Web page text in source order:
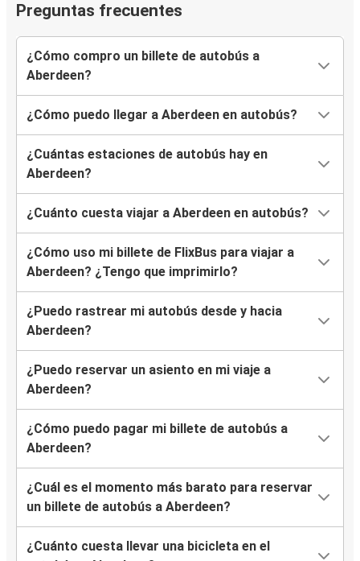
Preguntas frecuentes
¿Cómo compro un billete de autobús a
Aberdeen?
¿Cómo puedo llegar a Aberdeen en autobús?
¿Cuántas estaciones de autobús hay en
Aberdeen?
¿Cuánto cuesta viajar a Aberdeen en autobús?
¿Cómo uso mi billete de FlixBus para viajar a
Aberdeen? ¿Tengo que imprimirlo?
¿Puedo rastrear mi autobús desde y hacia
Aberdeen?
¿Puedo reservar un asiento en mi viaje a
Aberdeen?
¿Cómo puedo pagar mi billete de autobús a
Aberdeen?
¿Cuál es el momento más barato para reservar
un billete de autobús a Aberdeen?
¿Cuánto cuesta llevar una bicicleta en el